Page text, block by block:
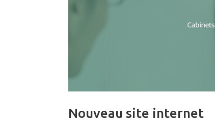
Nouveau site internet